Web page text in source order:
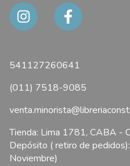
541127260641
(011) 7518-9085
Tienda: Lima 1781, CABA -
Depósito ( retiro de
Noviembre)